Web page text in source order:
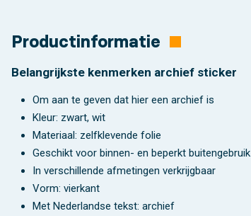
Productinformatie
Belangrijkste kenmerken archief sticker
Om aan te geven dat hier een archief is
Kleur: zwart, wit
Materiaal: zelfklevende folie
Geschikt voor binnen- en beperkt buitengebruik
In verschillende afmetingen verkrijgbaar
Vorm: vierkant
Met Nederlandse tekst: archief